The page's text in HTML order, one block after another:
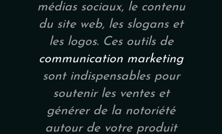
médias sociaux, le contenu
du site web, les slogans et
les logos. Ces outils de
communication marketing
sont indispensables pour
soutenir les ventes et
générer de la notoriété
autour de votre produit